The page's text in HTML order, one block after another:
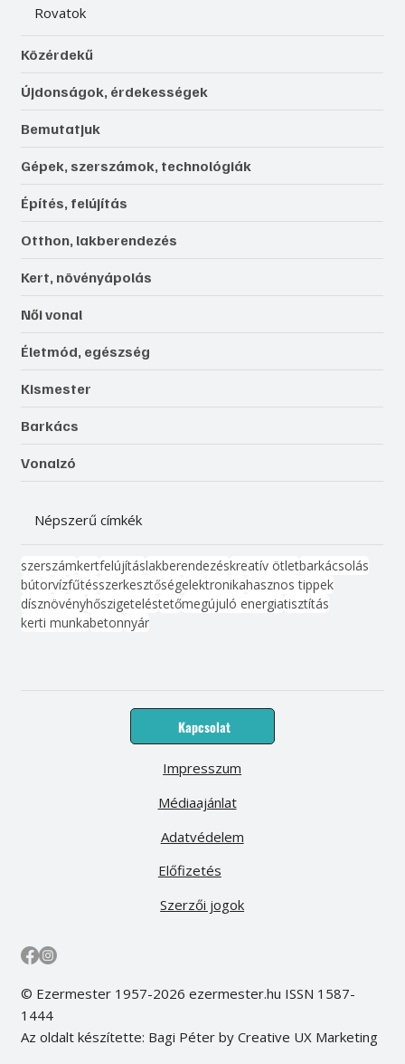
Rovatok
Közérdekű
Újdonságok, érdekességek
Bemutatjuk
Gépek, szerszámok, technológiák
Építés, felújítás
Otthon, lakberendezés
Kert, növényápolás
Női vonal
Életmód, egészség
Kismester
Barkács
Vonalzó
Népszerű címkék
szerszámkertfelújításlakberendezéskreatív ötletbarkácsolás
bútorvízfűtésszerkesztőségelektronikahasznos tippek
dísznövényhőszigeteléstetőmegújuló energiatisztítás
kerti munkabetonnyár
Kapcsolat
Médiaajánlat
Előfizetés
Impresszum
Adatvédelem
Szerzői jogok
© Ezermester 1957-2026 ezermester.hu ISSN 1587-
1444
Az oldalt készítette: Bagi Péter by Creative UX Marketing